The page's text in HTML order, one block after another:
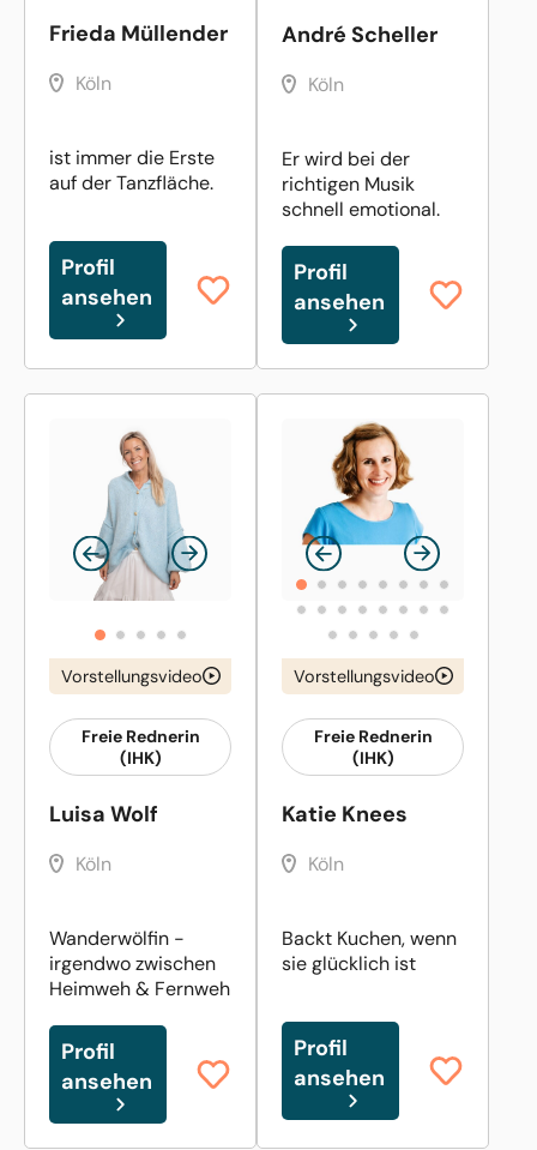
Frieda Müllender
Köln
ist immer die Erste
auf der Tanzfläche.
Profil
ansehen
André Scheller
Köln
Er wird bei der
richtigen Musik
schnell emotional.
Profil
ansehen
Vorstellungsvideo
Freie Rednerin
(IHK)
Luisa Wolf
Köln
Wanderwölfin -
irgendwo zwischen
Heimweh & Fernweh
Profil
ansehen
Vorstellungsvideo
Freie Rednerin
(IHK)
Katie Knees
Köln
Backt Kuchen, wenn
sie glücklich ist
Profil
ansehen